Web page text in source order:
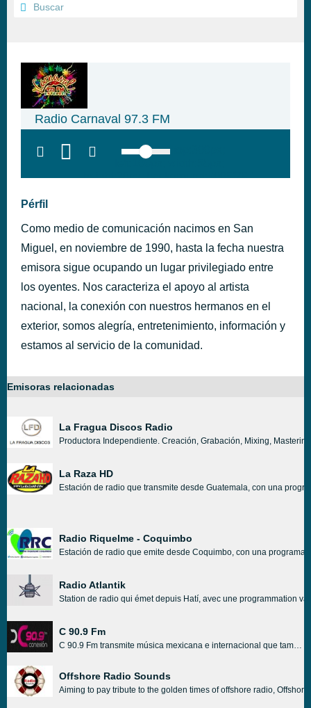
Radio Carnaval 97.3 FM
height:28px; background:#005f79;'
Pérfil
Como medio de comunicación nacimos en San
Miguel, en noviembre de 1990, hasta la fecha nuestra
emisora sigue ocupando un lugar privilegiado entre
los oyentes. Nos caracteriza el apoyo al artista
nacional, la conexión con nuestros hermanos en el
exterior, somos alegría, entretenimiento, información y
estamos al servicio de la comunidad.
Emisoras relacionadas
La Fragua Discos Radio
Productora Independiente. Creación, Grabación, Mixing,
La Raza HD
Estación de radio que transmite desde Guatemala, con una
Radio Riquelme - Coquimbo
Estación de radio que emite desde Coquimbo, con una
Radio Atlantik
Station de radio qui émet depuis Hatí, avec une programmation
C 90.9 Fm
C 90.9 Fm transmite música mexicana e internacional que también varía de un género a otro. Aunque su género principal de elección es el pop y el rock, no tienen ningún problema para tocar canciones de géneros como hip hop, urbano, rnb, etc. La visión principal de C 90.9 Fm es reproducir lo que sus oyentes escucharán o si dicen lo contrario. lo que a sus oyentes les gustaría escuchar.
Offshore Radio Sounds
Aiming to pay tribute to the golden times of offshore radio,